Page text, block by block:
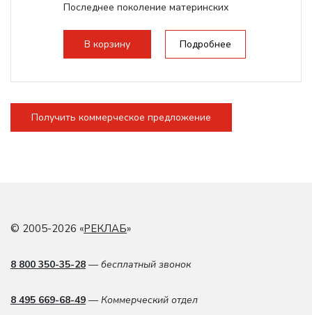
Последнее поколение материнских
В корзину Подробнее
Получить коммерческое предложение
© 2005-2026 «РЕКЛАБ»
8 800 350-35-28 — бесплатный звонок
8 495 669-68-49 — Коммерческий отдел